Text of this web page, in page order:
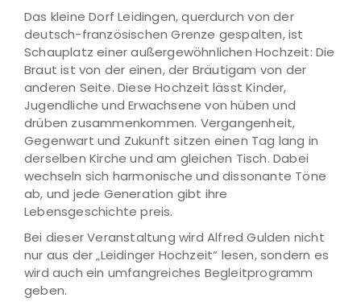
Das kleine Dorf Leidingen, querdurch von der
deutsch-französischen Grenze gespalten, ist
Schauplatz einer außergewöhnlichen Hochzeit: Die
Braut ist von der einen, der Bräutigam von der
anderen Seite. Diese Hochzeit lässt Kinder,
Jugendliche und Erwachsene von hüben und
drüben zusammenkommen. Vergangenheit,
Gegenwart und Zukunft sitzen einen Tag lang in
derselben Kirche und am gleichen Tisch. Dabei
wechseln sich harmonische und dissonante Töne
ab, und jede Generation gibt ihre
Lebensgeschichte preis.
Bei dieser Veranstaltung wird Alfred Gulden nicht
nur aus der „Leidinger Hochzeit“ lesen, sondern es
wird auch ein umfangreiches Begleitprogramm
geben.